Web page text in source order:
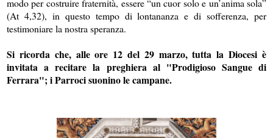
(At 4,32), in questo tempo di lontananza e di sofferenza, per
testimoniare la nostra speranza.
Si ricorda che, alle ore 12 del 29 marzo, tutta la Diocesi è
invitata a recitare la preghiera al "Prodigioso Sangue di
Ferrara"; i Parroci suonino le campane.